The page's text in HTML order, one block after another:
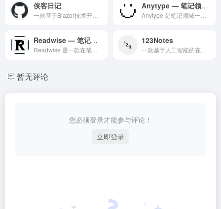
侠客日记 Anytype — 笔记领域的专业 AI 工具
Readwise — 笔记领域的专业 AI 工具 123Notes
暂无评论
您必须登录才能参与评论！
立即登录